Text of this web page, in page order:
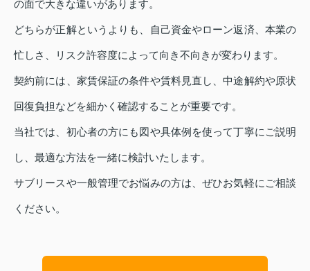
の面で大きな違いがあります。
どちらが正解というよりも、自己資金やローン返済、本業の
忙しさ、リスク許容度によって向き不向きが変わります。
契約前には、家賃保証の条件や賃料見直し、中途解約や原状
回復負担などを細かく確認することが重要です。
当社では、初心者の方にも図や具体例を使って丁寧にご説明
し、最適な方法を一緒に検討いたします。
サブリースや一般管理でお悩みの方は、ぜひお気軽にご相談
ください。